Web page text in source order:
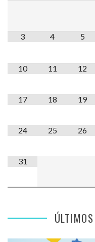
3 4 5
10 11 12
17 18 19
24 25 26
31